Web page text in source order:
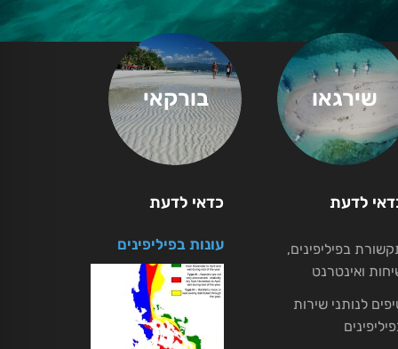
שירגאו בורקאי
לדעת
בפיליפינים,
ואינטרנט
לנותני שירות
כדאי לדעת
עונות בפיליפינים